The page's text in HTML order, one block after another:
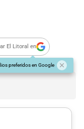
El Litoral en
preferidos en Google